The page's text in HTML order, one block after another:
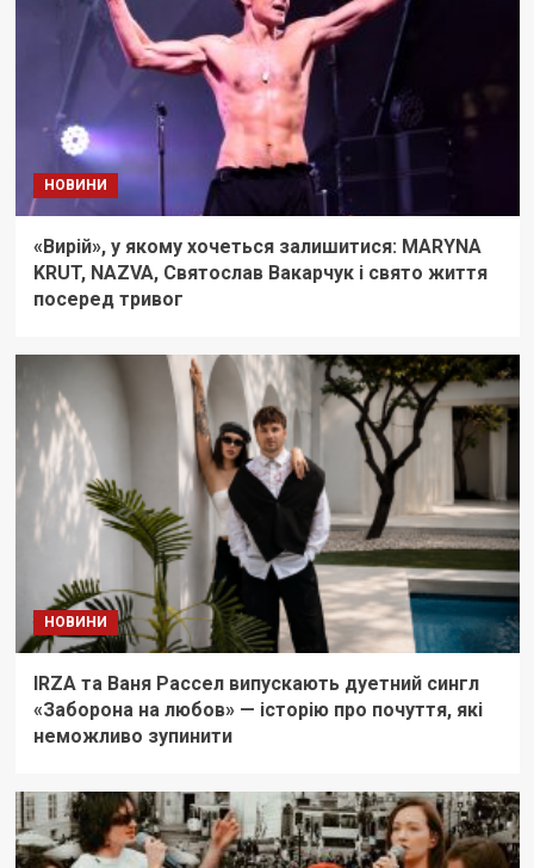
НОВИНИ
«Вирій», у якому хочеться залишитися: MARYNA
KRUT, NAZVA, Святослав Вакарчук і свято життя
посеред тривог
НОВИНИ
IRZA та Ваня Рассел випускають дуетний сингл
«Заборона на любов» — історію про почуття, які
неможливо зупинити